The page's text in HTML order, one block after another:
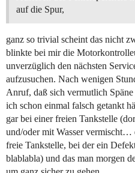
auf die Spur,
ganz so trivial scheint das nicht
blinkte bei mir die
unverzüglich den nächsten
aufzusuchen. Nach wenigen
Anruf, daß sich vermutlich
ich schon einmal falsch getankt
gar bei einer freien Tankstelle
und/oder mit Wasser vermischt…
freie Tankstelle, bei der ein
blablabla) und das man morgen